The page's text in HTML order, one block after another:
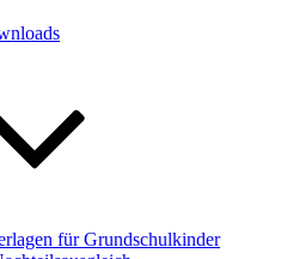
für Grundschulkinder